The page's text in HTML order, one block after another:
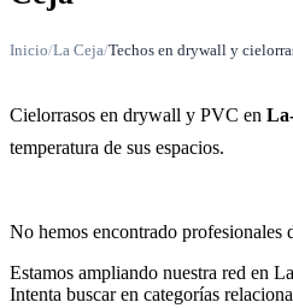
Inicio/La Ceja/Techos en drywall y
Cielorrasos en drywall y PVC en
temperatura de sus espacios.
No hemos encontrado profesionales
Estamos ampliando nuestra red en
Intenta buscar en categorías